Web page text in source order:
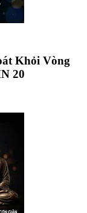
Khỏi Vòng
20